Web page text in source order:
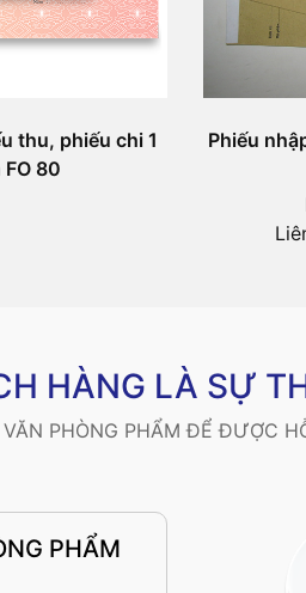
thu, phiếu chi 1
FO 80
Phiếu
HÀNG LÀ SỰ
PHÒNG PHẨM ĐỂ ĐƯỢC
PHẨM